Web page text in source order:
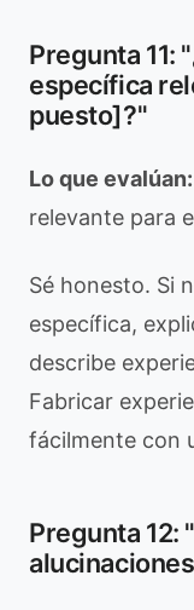
Pregunta 11:
específica
puesto]?"
Lo que evalúan:
relevante para
Sé honesto. Si
específica,
describe
Fabricar
fácilmente con
Pregunta 12: